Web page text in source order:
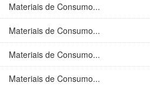
Materiais de Consumo...
Materiais de Consumo...
Materiais de Consumo...
Materiais de Consumo...